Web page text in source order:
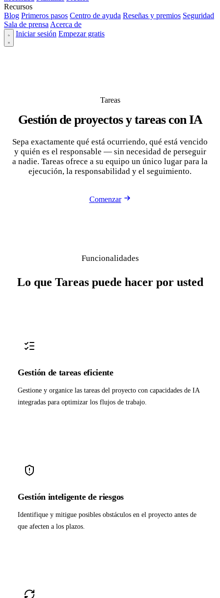
Recursos
Blog Primeros pasos Centro de ayuda Reseñas y premios Seguridad
Sala de prensa Acerca de
Iniciar sesión Empezar gratis
Tareas
Gestión de proyectos y tareas con IA
Sepa exactamente qué está ocurriendo, qué está vencido
y quién es el responsable — sin necesidad de perseguir
a nadie. Tareas ofrece a su equipo un único lugar para la
ejecución, la responsabilidad y el seguimiento.
Comenzar
Funcionalidades
Lo que Tareas puede hacer por usted
Gestión de tareas eficiente
Gestione y organice las tareas del proyecto con capacidades de IA
integradas para optimizar los flujos de trabajo.
Gestión inteligente de riesgos
Identifique y mitigue posibles obstáculos en el proyecto antes de
que afecten a los plazos.